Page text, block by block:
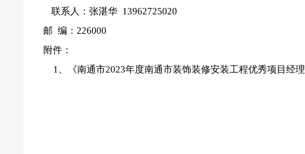
联系人： 张湛华 13962725020
邮 编：226000
附件：
1 、《南通市2023年度南通市装饰装修安装工程优秀项目经理